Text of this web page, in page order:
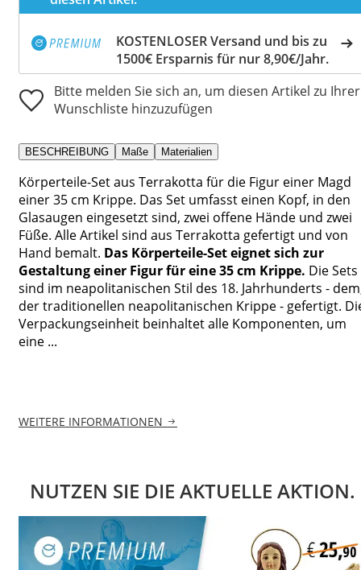
KOSTENLOSER Versand und bis zu
1500€ Ersparnis für nur 8,90€/Jahr.
Bitte melden Sie sich an, um diesen Artikel zu Ihrer
Wunschliste hinzuzufügen
BESCHREIBUNG Maße Materialien
Körperteile-Set aus Terrakotta für die Figur einer Magd
einer 35 cm Krippe. Das Set umfasst einen Kopf, in den
Glasaugen eingesetzt sind, zwei offene Hände und zwei
Füße. Alle Artikel sind aus Terrakotta gefertigt und von
Hand bemalt. Das Körperteile-Set eignet sich zur
Gestaltung einer Figur für eine 35 cm Krippe. Die Sets
sind im neapolitanischen Stil des 18. Jahrhunderts -
der traditionellen neapolitanischen Krippe - gefertigt.
Verpackungseinheit beinhaltet alle Komponenten, um
eine ...
WEITERE INFORMATIONEN
NUTZEN SIE DIE AKTUELLE AKTION.